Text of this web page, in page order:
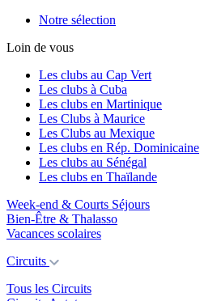
Notre sélection
Loin de vous
Les clubs au Cap Vert
Les clubs à Cuba
Les clubs en Martinique
Les Clubs à Maurice
Les Clubs au Mexique
Les clubs en Rép. Dominicaine
Les clubs au Sénégal
Les clubs en Thaïlande
Week-end & Courts Séjours
Bien-Être & Thalasso
Vacances scolaires
Circuits
Tous les Circuits